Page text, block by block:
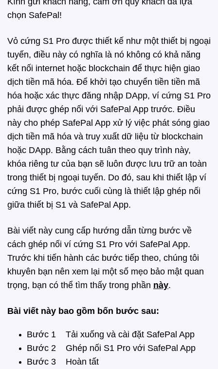
chọn SafePal!
Vỏ cứng S1 Pro được thiết kế như một thiết bị ngoại
tuyến, điều này có nghĩa là nó không có khả năng
kết nối internet hoặc blockchain để thực hiện giao
dịch tiền mã hóa. Để khởi tạo chuyển tiền tiền mã
hóa hoặc xác thực đăng nhập DApp, ví cứng S1 Pro
phải được ghép nối với SafePal App trước. Điều
này cho phép SafePal App xử lý việc phát sóng giao
dịch tiền mã hóa và truy xuất dữ liệu từ blockchain
hoặc DApp. Bằng cách tuân theo quy trình này,
khóa riêng tư của bạn sẽ luôn được lưu trữ an toàn
trong thiết bị ngoại tuyến. Do đó, sau khi thiết lập ví
cứng S1 Pro, bước cuối cùng là thiết lập ghép nối
giữa thiết bị S1 và SafePal App.
Bài viết này cung cấp hướng dẫn từng bước về
cách ghép nối ví cứng S1 Pro với SafePal App.
Trước khi tiến hành các bước tiếp theo, chúng tôi
khuyên bạn nên xem lại một số mẹo bảo mật quan
trọng, bạn có thể tìm thấy trong phần này.
Bài viết này bao gồm bốn bước sau:
Bước 1 Tải xuống và cài đặt SafePal App
Bước 2 Ghép nối S1 Pro với SafePal App
Bước 3 Hoàn tất